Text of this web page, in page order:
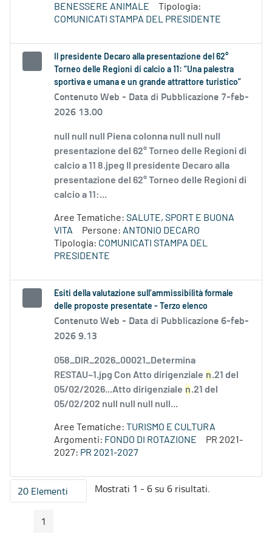
BENESSERE ANIMALE
Tipologia:
COMUNICATI STAMPA DEL PRESIDENTE
Il presidente Decaro alla presentazione del 62°
Torneo delle Regioni di calcio a 11: “Una palestra
sportiva e umana e un grande attrattore turistico”
Contenuto Web - Data di Pubblicazione 7-feb-
2026 13.00
null null null Piena colonna null null null
presentazione del 62° Torneo delle Regioni di
calcio a 11 8.jpeg Il presidente Decaro alla
presentazione del 62° Torneo delle Regioni di
calcio a 11:...
Aree Tematiche: SALUTE, SPORT E BUONA
VITA
Persone: ANTONIO DECARO
Tipologia: COMUNICATI STAMPA DEL
PRESIDENTE
Esiti della valutazione sull’ammissibilità formale
delle proposte presentate - Terzo elenco
Contenuto Web - Data di Pubblicazione 6-feb-
2026 9.13
058_DIR_2026_00021_Determina
RESTAU~1.jpg Con Atto dirigenziale n.21 del
05/02/2026...Atto dirigenziale n.21 del
05/02/202 null null null null...
Aree Tematiche: TURISMO E CULTURA
Argomenti: FONDO DI ROTAZIONE
PR 2021-
2027: PR 2021-2027
20 ElementiPer pagina
Mostrati 1 - 6 su 6 risultati.
Pagina Precedente
Pagina
1